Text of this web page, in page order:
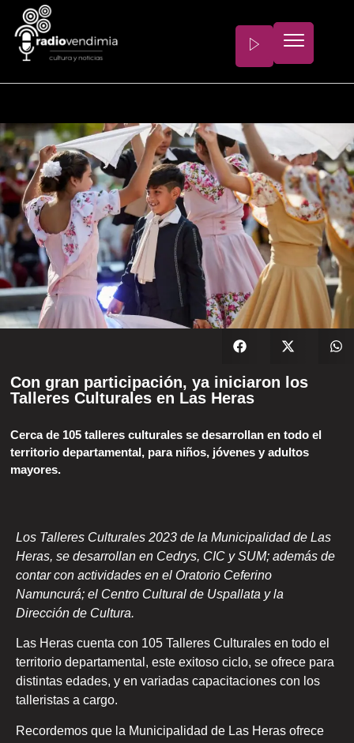
Con gran participación, ya iniciaron los
Talleres Culturales en Las Heras
Cerca de 105 talleres culturales se desarrollan en todo el
territorio departamental, para niños, jóvenes y adultos
mayores.
Los Talleres Culturales 2023 de la Municipalidad de Las
Heras, se desarrollan en Cedrys, CIC y SUM; además de
contar con actividades en el Oratorio Ceferino
Namuncurá; el Centro Cultural de Uspallata y la
Dirección de Cultura.
Las Heras cuenta con 105 Talleres Culturales en todo el
territorio departamental, este exitoso ciclo, se ofrece para
distintas edades, y en variadas capacitaciones con los
talleristas a cargo.
Recordemos que la Municipalidad de Las Heras ofrece